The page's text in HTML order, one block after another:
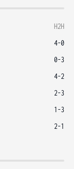
H2H
4-0
0-3
4-2
2-3
1-3
2-1